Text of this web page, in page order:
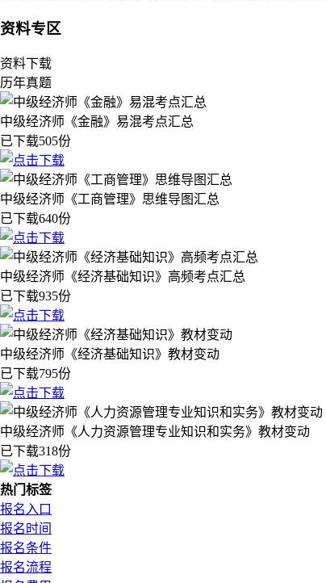
资料专区
资料下载
历年真题
中级经济师《金融》易混考点汇总
已下载505份
中级经济师《工商管理》思维导图汇总
已下载640份
中级经济师《经济基础知识》高频考点汇总
已下载935份
中级经济师《经济基础知识》教材变动
已下载795份
中级经济师《人力资源管理专业知识和实务》教材变动
已下载318份
热门标签
报名入口
报名时间
报名条件
报名流程